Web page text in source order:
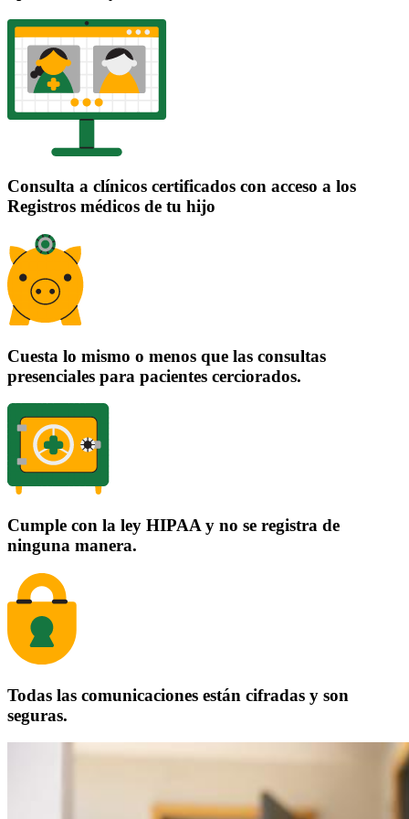
Consulta a clínicos certificados con acceso a los
Registros médicos de tu hijo
Cuesta lo mismo o menos que las consultas
presenciales para pacientes cerciorados.
Cumple con la ley HIPAA y no se registra de
ninguna manera.
Todas las comunicaciones están cifradas y son
seguras.